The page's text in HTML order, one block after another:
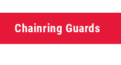
Chainring Guards